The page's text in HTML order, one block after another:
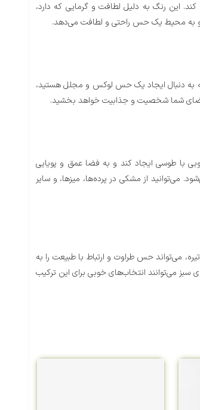
این رنگ به دلیل لطافت و گرمایی که دارد،
و به محیط یک حس راحتی و لطافت می‌دهد.
به دنبال ایجاد یک حس لوکس و مجلل هستید،
فضای شما شخصیت و جذابیت خواهد بخشید.
با طوسی ایجاد کند و به فضا عمق و پویایی
از مشکی در پرده‌ها، میزها، و سایر
می‌تواند حس طراوت و ارتباط با طبیعت را به
سبز می‌توانند انتخاب‌های خوبی برای این ترکیب